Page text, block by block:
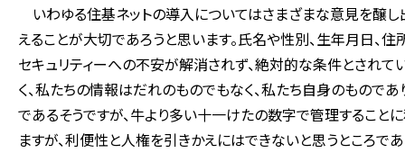
いわゆる住基ネットの導入についてはさまざまな意見を醸し
えることが大切であろうと思います。氏名や性別、生年月日、
セキュリティーへの不安が解消されず、絶対的な条件とされ
く、私たちの情報はだれのものでもなく、私たち自身のもので
であるそうですが、牛より多い十一けたの数字で管理すること
ますが、利便性と人権を引きかえにはできないと思うところ